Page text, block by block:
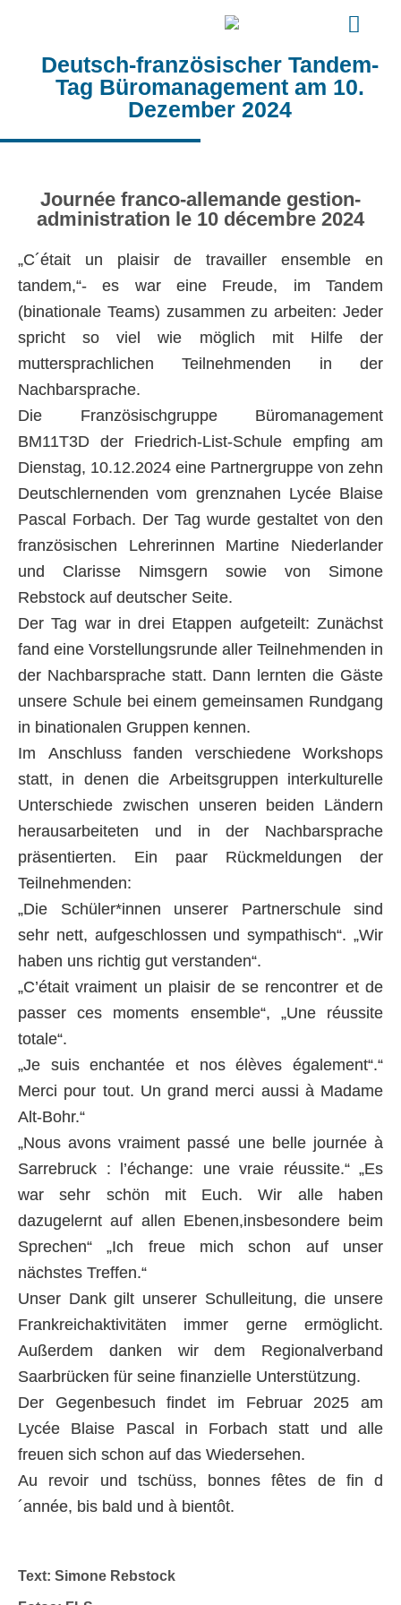
Deutsch-französischer Tandem-
Tag Büromanagement am 10.
Dezember 2024
Journée franco-allemande gestion-
administration le 10 décembre 2024
„C´était un plaisir de travailler ensemble en
tandem,“- es war eine Freude, im Tandem
(binationale Teams) zusammen zu arbeiten: Jeder
spricht so viel wie möglich mit Hilfe der
muttersprachlichen Teilnehmenden in der
Nachbarsprache.
Die Französischgruppe Büromanagement
BM11T3D der Friedrich-List-Schule empfing am
Dienstag, 10.12.2024 eine Partnergruppe von zehn
Deutschlernenden vom grenznahen Lycée Blaise
Pascal Forbach. Der Tag wurde gestaltet von den
französischen Lehrerinnen Martine Niederlander
und Clarisse Nimsgern sowie von Simone
Rebstock auf deutscher Seite.
Der Tag war in drei Etappen aufgeteilt: Zunächst
fand eine Vorstellungsrunde aller Teilnehmenden in
der Nachbarsprache statt. Dann lernten die Gäste
unsere Schule bei einem gemeinsamen Rundgang
in binationalen Gruppen kennen.
Im Anschluss fanden verschiedene Workshops
statt, in denen die Arbeitsgruppen interkulturelle
Unterschiede zwischen unseren beiden Ländern
herausarbeiteten und in der Nachbarsprache
präsentierten. Ein paar Rückmeldungen der
Teilnehmenden:
„Die Schüler*innen unserer Partnerschule sind
sehr nett, aufgeschlossen und sympathisch“. „Wir
haben uns richtig gut verstanden“.
„C’était vraiment un plaisir de se rencontrer et de
passer ces moments ensemble“, „Une réussite
totale“.
„Je suis enchantée et nos élèves également“.“
Merci pour tout. Un grand merci aussi à Madame
Alt-Bohr.“
„Nous avons vraiment passé une belle journée à
Sarrebruck : l’échange: une vraie réussite.“ „Es
war sehr schön mit Euch. Wir alle haben
dazugelernt auf allen Ebenen,insbesondere beim
Sprechen“ „Ich freue mich schon auf unser
nächstes Treffen.“
Unser Dank gilt unserer Schulleitung, die unsere
Frankreichaktivitäten immer gerne ermöglicht.
Außerdem danken wir dem Regionalverband
Saarbrücken für seine finanzielle Unterstützung.
Der Gegenbesuch findet im Februar 2025 am
Lycée Blaise Pascal in Forbach statt und alle
freuen sich schon auf das Wiedersehen.
Au revoir und tschüss, bonnes fêtes de fin d
´année, bis bald und à bientôt.
Text: Simone Rebstock